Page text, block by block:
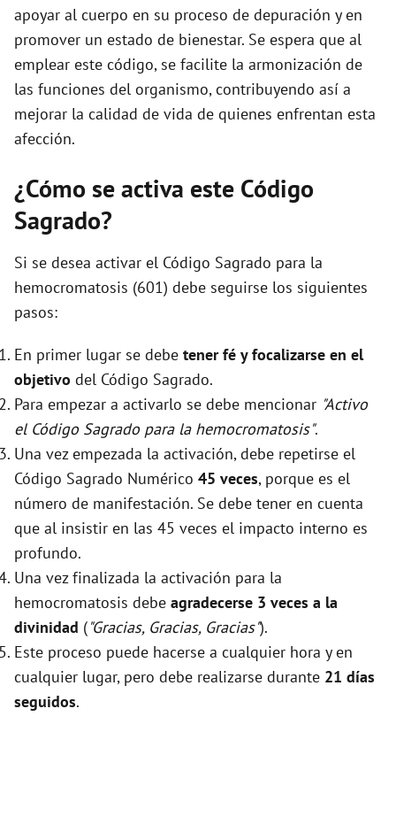
apoyar al cuerpo en su proceso de depuración y en
promover un estado de bienestar. Se espera que al
emplear este código, se facilite la armonización de
las funciones del organismo, contribuyendo así a
mejorar la calidad de vida de quienes enfrentan esta
afección.
¿Cómo se activa este Código
Sagrado?
Si se desea activar el Código Sagrado para la
hemocromatosis (601) debe seguirse los siguientes
pasos:
En primer lugar se debe tener fé y focalizarse en el
objetivo del Código Sagrado.
Para empezar a activarlo se debe mencionar "Activo
el Código Sagrado para la hemocromatosis".
Una vez empezada la activación, debe repetirse el
Código Sagrado Numérico 45 veces, porque es el
número de manifestación. Se debe tener en cuenta
que al insistir en las 45 veces el impacto interno es
profundo.
Una vez finalizada la activación para la
hemocromatosis debe agradecerse 3 veces a la
divinidad ("Gracias, Gracias, Gracias").
Este proceso puede hacerse a cualquier hora y en
cualquier lugar, pero debe realizarse durante 21 días
seguidos.